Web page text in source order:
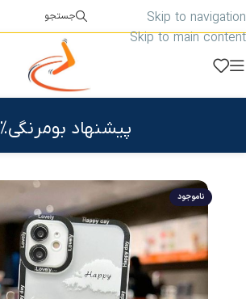
Skip to navigation
Skip to main content
جستجو
پیشنهاد بومرنگی%
ناموجود